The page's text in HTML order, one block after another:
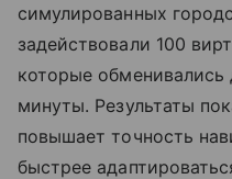
симулированных
задействовали 100
которые
минуты. Результаты
повышает точность
быстрее